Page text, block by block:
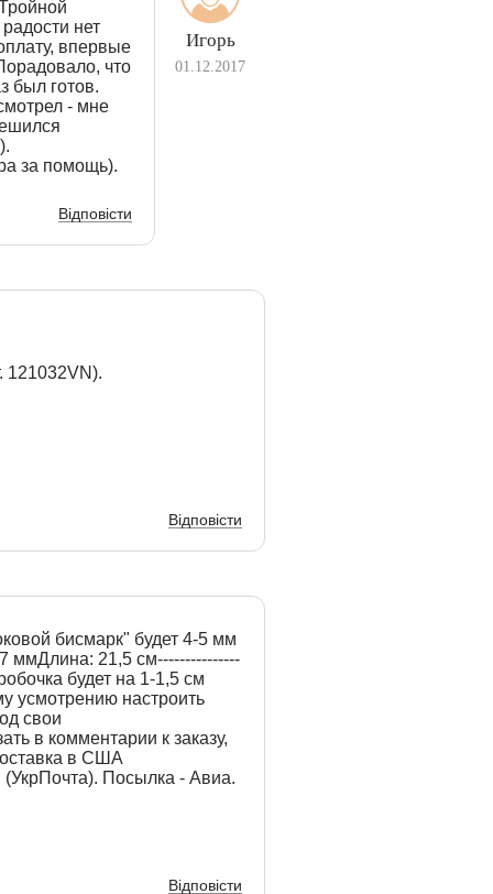
Игорь
01.12.2017
нет
впервые
что
был готов.
- мне
за помощь).
Відповісти
121032VN).
Відповісти
бисмарк" будет 4-5 мм
ммДлина: 21,5 см---------------
будет на 1-1,5 см
усмотрению настроить
свои
в комментарии к заказу,
в США
(УкрПочта). Посылка - Авиа.
Відповісти